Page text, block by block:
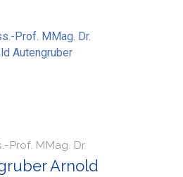
Prof. MMag. Dr.
Arnold